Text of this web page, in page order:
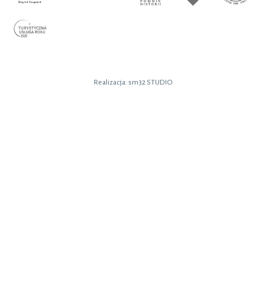
Realizacja: sm32 STUDIO